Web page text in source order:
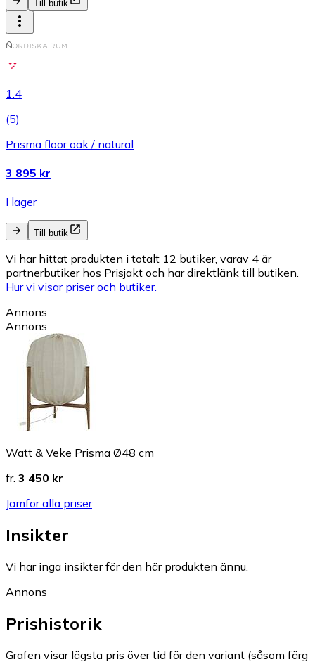
Till butik
1.4
(5)
Prisma floor oak / natural
3 895 kr
I lager
Till butik
Vi har hittat produkten i totalt 12 butiker, varav 4 är
partnerbutiker hos Prisjakt och har direktlänk till butiken.
Hur vi visar priser och butiker.
Annons
Annons
Watt & Veke Prisma Ø48 cm
fr. 3 450 kr
Jämför alla priser
Insikter
Vi har inga insikter för den här produkten ännu.
Annons
Prishistorik
Grafen visar lägsta pris över tid för den variant (såsom färg